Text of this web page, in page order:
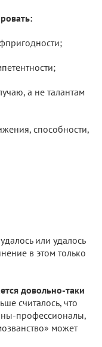
а не талантам
способности,
или удалось
в этом только
довольно-таки
считалось, что
профессионалы,
может